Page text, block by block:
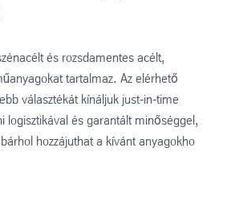
és rozsdamentes acélt,
tartalmaz. Az elérhető
választékát kínáljuk just-in-time
logisztikával és garantált minőséggel,
hozzájuthat a kívánt anyagokho